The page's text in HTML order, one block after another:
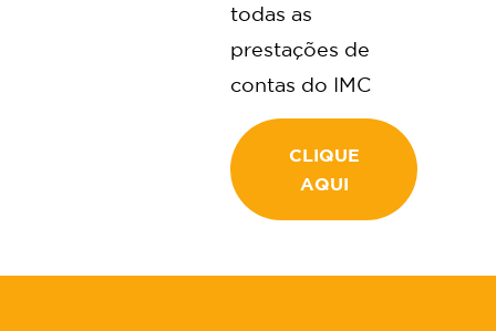
todas as
prestações de
contas do IMC
CLIQUE
AQUI